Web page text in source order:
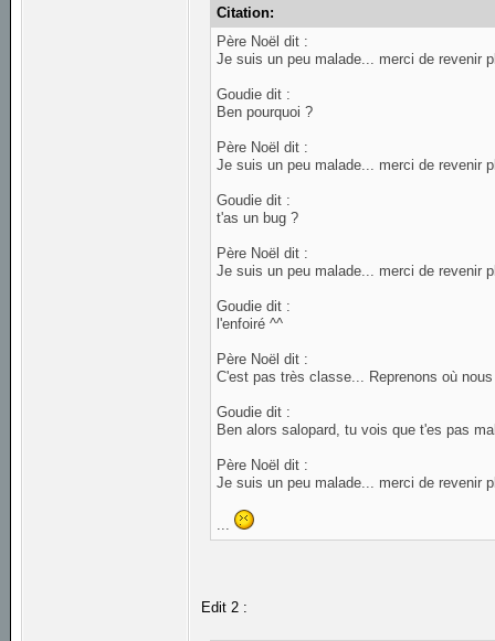
Citation:
Père Noël dit :
Je suis un peu malade... merci de revenir
Goudie dit :
Ben pourquoi ?
Père Noël dit :
Je suis un peu malade... merci de revenir
Goudie dit :
t'as un bug ?
Père Noël dit :
Je suis un peu malade... merci de revenir
Goudie dit :
l'enfoiré ^^
Père Noël dit :
C'est pas très classe... Reprenons où
Goudie dit :
Ben alors salopard, tu vois que t'es pas
Père Noël dit :
Je suis un peu malade... merci de revenir
...
Edit 2 :